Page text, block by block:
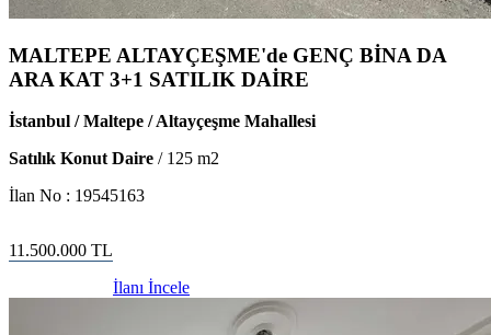
MALTEPE ALTAYÇEŞME'de GENÇ BİNA DA
ARA KAT 3+1 SATILIK DAİRE
İstanbul / Maltepe / Altayçeşme Mahallesi
Satılık Konut Daire / 125 m2
İlan No : 19545163
11.500.000 TL
İlanı İncele